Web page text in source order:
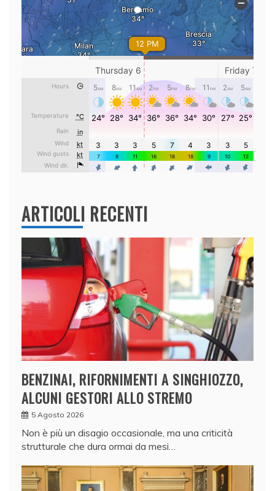
ARTICOLI RECENTI
BENZINAI, RIFORNIMENTI A SINGHIOZZO,
ALCUNI GESTORI ALLO STREMO
5 Agosto 2026
Non è più un disagio occasionale, ma una criticità
strutturale che dura ormai da mesi…